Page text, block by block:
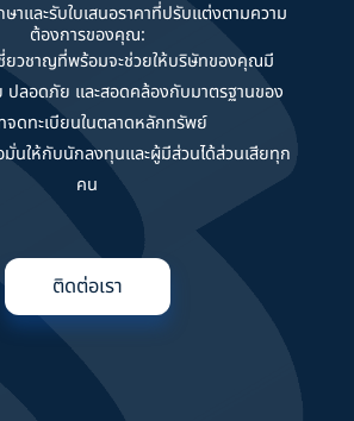
าและรับใบเสนอราคาที่ปรับแต่งตามความ
ต้องการของคุณ:
ชี่ยวชาญที่พร้อมจะช่วยให้บริษัทของคุณมี
ปลอดภัย และสอดคล้องกับมาตรฐานของ
จดทะเบียนในตลาดหลักทรัพย์
มั่นให้กับนักลงทุนและผู้มีส่วนได้ส่วนเสียทุก
คน
ติดต่อเรา